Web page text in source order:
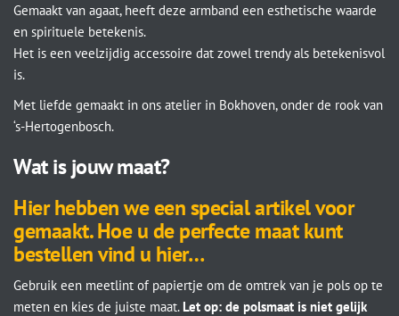
Gemaakt van agaat, heeft deze armband een esthetische waarde
en spirituele betekenis.
Het is een veelzijdig accessoire dat zowel trendy als betekenisvol
is.
Met liefde gemaakt in ons atelier in Bokhoven, onder de rook van
‘s-Hertogenbosch.
Wat is jouw maat?
Hier hebben we een special artikel voor
gemaakt. Hoe u de perfecte maat kunt
bestellen vind u hier…
Gebruik een meetlint of papiertje om de omtrek van je pols op te
meten en kies de juiste maat. Let op: de polsmaat is niet gelijk